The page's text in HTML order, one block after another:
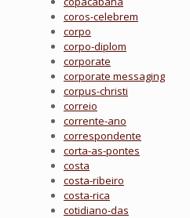
coros-celebrem
corpo
corpo-diplom
corporate
corporate messaging
corpus-christi
correio
corrente-ano
correspondente
corta-as-pontes
costa
costa-ribeiro
costa-rica
cotidiano-das